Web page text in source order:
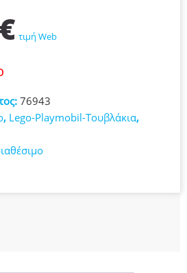
€ τιμή Web
76943
, Lego-Playmobil-Τουβλάκια,